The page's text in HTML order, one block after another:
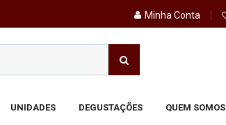
Minha Conta
UNIDADES DEGUSTAÇÕES QUEM SOMOS